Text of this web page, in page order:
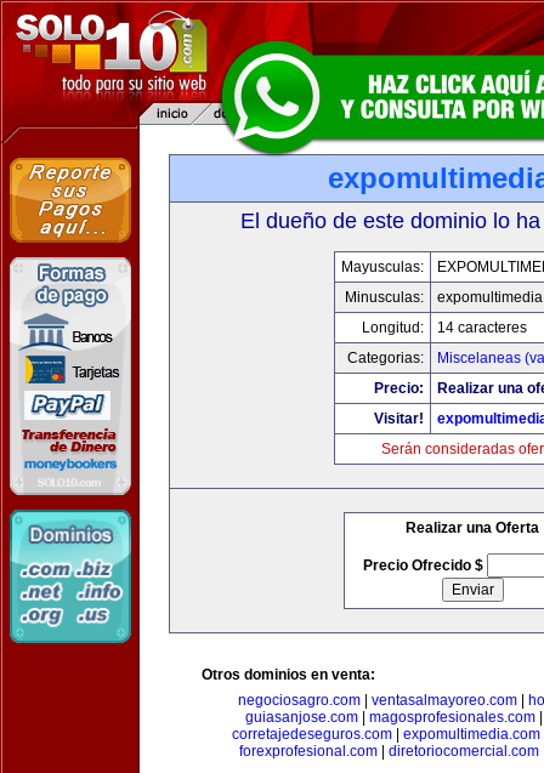
El dueño de este dominio lo
Mayusculas:
Minusculas:
Longitud:
14 caracteres
Categorias:
Miscelaneas
Precio:
Realizar una
Visitar!
Serán consideradas
Realizar una Oferta
Precio Ofrecido $
Otros dominios en venta:
negociosagro.com
ventasalmayoreo.com
guiasanjose.com| magosprofesionales.com
corretajedeseguros.com
expomultimedia.com
forexprofesional.com| diretoriocomercial.com